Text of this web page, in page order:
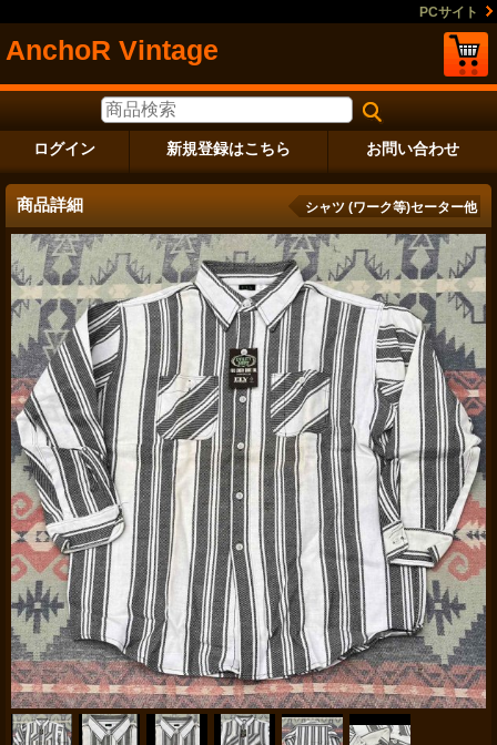
PCサイト
AnchoR Vintage
ログイン 新規登録はこちら お問い合わせ
商品詳細 シャツ (ワーク等)セーター他